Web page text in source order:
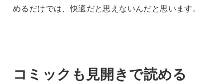
めるだけでは、快適だと思えないんだと思います。
コミックも見開きで読める